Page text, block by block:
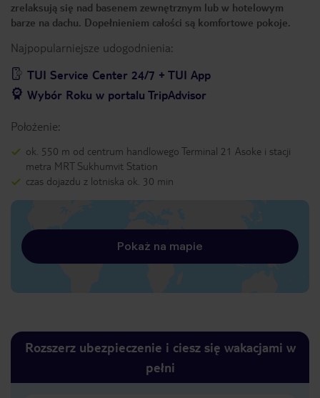
zrelaksują się nad basenem zewnętrznym lub w hotelowym
barze na dachu. Dopełnieniem całości są komfortowe pokoje.
Najpopularniejsze udogodnienia:
TUI Service Center 24/7 + TUI App
Wybór Roku w portalu TripAdvisor
Położenie:
ok. 550 m od centrum handlowego Terminal 21 Asoke i stacji
metra MRT Sukhumvit Station
czas dojazdu z lotniska ok. 30 min
Pokaż na mapie
Rozszerz ubezpieczenie i ciesz się wakacjami w
pełni